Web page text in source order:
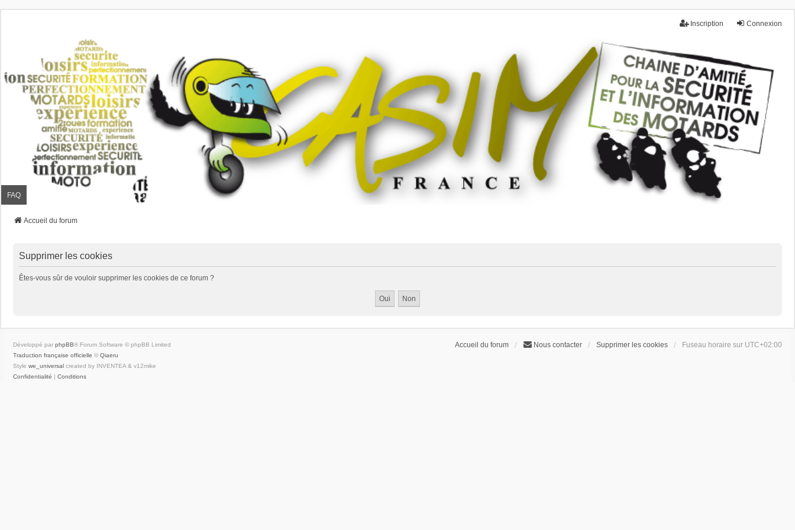
Connexion
Inscription
FAQ
Accueil du forum
Supprimer les cookies
Êtes-vous sûr de vouloir supprimer les cookies de ce forum ?
Accueil du forum Nous contacter Supprimer les cookies Fuseau horaire sur UTC+02:00
Développé par phpBB® Forum Software © phpBB Limited
Traduction française officielle © Qiaeru
Style we_universal created by INVENTEA & v12mike
Confidentialité | Conditions